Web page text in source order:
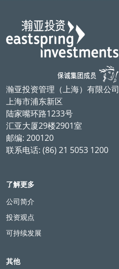
瀚亚投资管理（上海）有限公司
上海市浦东新区
陆家嘴环路1233号
汇亚大厦29楼2901室
邮编: 200120
联系电话: (86) 21 5053 1200
了解更多
公司简介
投资观点
可持续发展
其他